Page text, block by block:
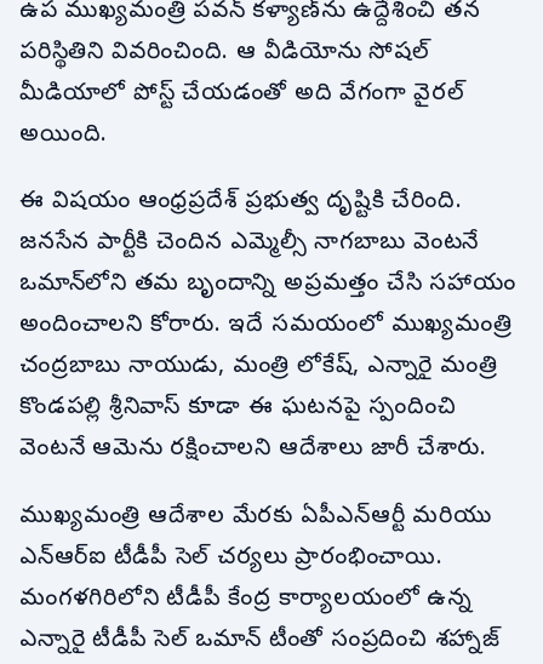
ఉప ముఖ్యమంత్రి పవన్ కళ్యాణ్‌ను ఉద్దేశించి తన
పరిస్థితిని వివరించింది. ఆ వీడియోను సోషల్
మీడియాలో పోస్ట్ చేయడంతో అది వేగంగా వైరల్
అయింది.
ఈ విషయం ఆంధ్రప్రదేశ్ ప్రభుత్వ దృష్టికి చేరింది.
జనసేన పార్టీకి చెందిన ఎమ్మెల్సీ నాగబాబు వెంటనే
ఒమాన్‌లోని తమ బృందాన్ని అప్రమత్తం చేసి సహాయం
అందించాలని కోరారు. ఇదే సమయంలో ముఖ్యమంత్రి
చంద్రబాబు నాయుడు, మంత్రి లోకేష్, ఎన్నారై మంత్రి
కొండపల్లి శ్రీనివాస్ కూడా ఈ ఘటనపై స్పందించి
వెంటనే ఆమెను రక్షించాలని ఆదేశాలు జారీ చేశారు.
ముఖ్యమంత్రి ఆదేశాల మేరకు ఏపీఎన్‌ఆర్టీ మరియు
ఎన్ఆర్ఐ టీడీపీ సెల్ చర్యలు ప్రారంభించాయి.
మంగళగిరిలోని టీడీపీ కేంద్ర కార్యాలయంలో ఉన్న
ఎన్నారై టీడీపీ సెల్ ఒమాన్ టీంతో సంప్రదించి శహ్నాజ్